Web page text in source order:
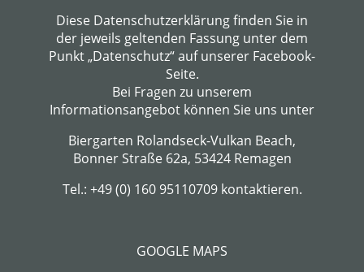
Diese Datenschutzerklärung finden Sie in
der jeweils geltenden Fassung unter dem
Punkt „Datenschutz“ auf unserer Facebook-
Seite.
Bei Fragen zu unserem
Informationsangebot können Sie uns unter
Biergarten Rolandseck-Vulkan Beach,
Bonner Straße 62a, 53424 Remagen
Tel.: +49 (0) 160 95110709 kontaktieren.
GOOGLE MAPS